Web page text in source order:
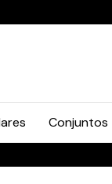
Conjuntos